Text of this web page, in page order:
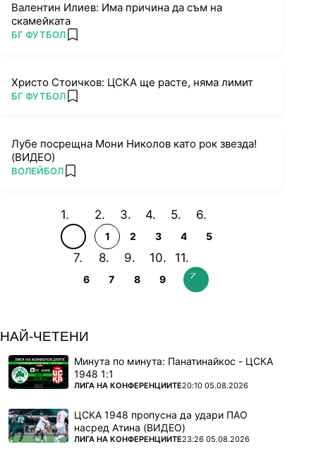
Валентин Илиев: Има причина да съм на
скамейката
ПОВЕЧЕ ОТ
БГ ФУТБОЛ add favorites
Христо Стоичков: ЦСКА ще расте, няма лимит
ПОВЕЧЕ ОТ
БГ ФУТБОЛ add favorites
Лубе посрещна Мони Николов като рок звезда!
(ВИДЕО)
ПОВЕЧЕ ОТ
ВОЛЕЙБОЛ add favorites
1 2 3 4 5
6 7 8 9
НАЙ-ЧЕТЕНИ
Минута по минута: Панатинайкос - ЦСКА
1948 1:1
ПОВЕЧЕ ОТ
ЛИГА НА КОНФЕРЕНЦИИТЕ20:10 05.08.2026
ЦСКА 1948 пропусна да удари ПАО
насред Атина (ВИДЕО)
ПОВЕЧЕ ОТ
ЛИГА НА КОНФЕРЕНЦИИТЕ23:26 05.08.2026